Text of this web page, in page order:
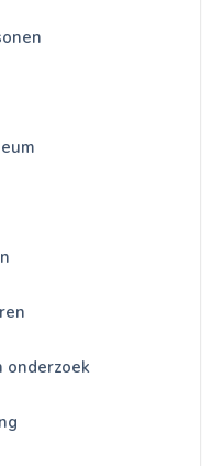
onderzoek